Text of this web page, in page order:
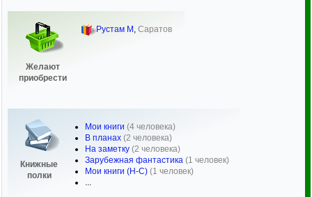
Желают
приобрести
Рустам М , Саратов
Книжные
полки
Мои книги (4 человека)
В планах (2 человека)
На заметку (2 человека)
Зарубежная фантастика (1 человек)
Мои книги (Н-С) (1 человек)
...